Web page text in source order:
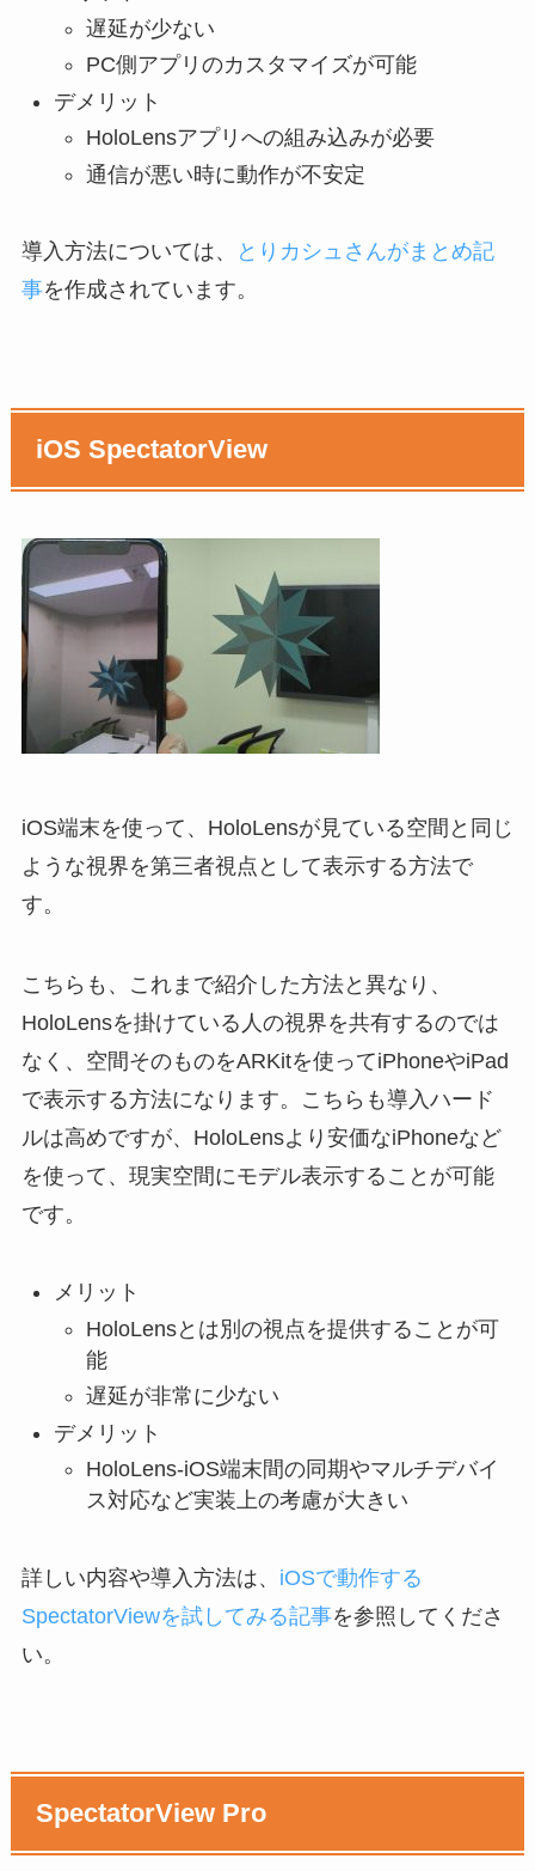
遅延が少ない
PC側アプリのカスタマイズが可能
デメリット
HoloLensアプリへの組み込みが必要
通信が悪い時に動作が不安定
導入方法については、
とりカシュさんがまとめ記
事を作成されています。
iOS SpectatorView
iOS端末を使って、HoloLensが見ている空間と同じ
ような視界を第三者視点として表示する方法で
す。
こちらも、これまで紹介した方法と異なり、
HoloLensを掛けている人の視界を共有するのでは
なく、空間そのものをARKitを使ってiPhoneやiPad
で表示する方法になります。こちらも導入ハード
ルは高めですが、HoloLensより安価なiPhoneなど
を使って、現実空間にモデル表示することが可能
です。
メリット
HoloLensとは別の視点を提供することが可
能
遅延が非常に少ない
デメリット
HoloLens-iOS端末間の同期やマルチデバイ
ス対応など実装上の考慮が大きい
詳しい内容や導入方法は、 iOSで動作する
SpectatorViewを試してみる記事を参照してくださ
い。
SpectatorView Pro